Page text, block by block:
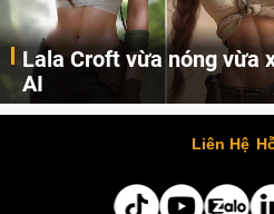
Lala Croft vừa nóng vừa
AI
Liên Hệ